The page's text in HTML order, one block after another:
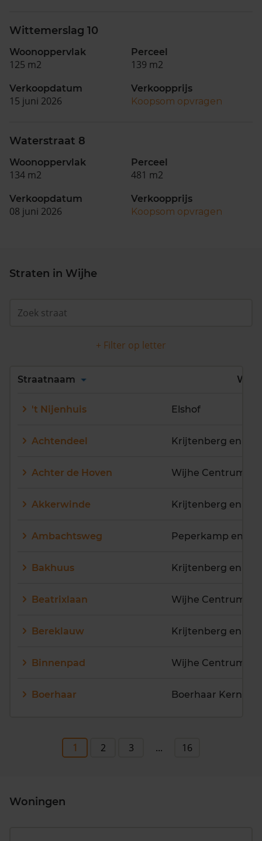
Wittemerslag 10
Woonoppervlak
125 m2
Perceel
139 m2
Verkoopdatum
15 juni 2026
Verkoopprijs
Koopsom opvragen
Waterstraat 8
Woonoppervlak
134 m2
Perceel
481 m2
Verkoopdatum
08 juni 2026
Verkoopprijs
Koopsom opvragen
Straten in Wijhe
+ Filter op letter
Alles
Q
R U
V
Straatnaam Wijk
't Nijenhuis Elshof
Achtendeel Krijtenberg en
Achter de Hoven Wijhe Centrum
Akkerwinde Krijtenberg en
Ambachtsweg Peperkamp en De
Bakhuus Krijtenberg en
Beatrixlaan Wijhe Centrum
Bereklauw Krijtenberg en
Binnenpad Wijhe Centrum
Boerhaar
1 2 3 ... 16
Woningen